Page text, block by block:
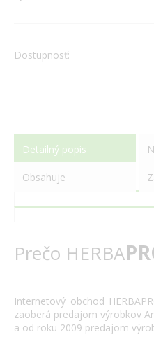
Dostupnosť:
Detailný popis
Obsahuje
Prečo HERBA
Internetový obchod
zaoberá predajom výrobkov
a od roku 2009 predajom